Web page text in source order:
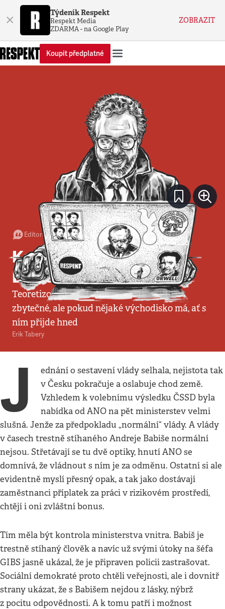
× Týdeník Respekt
Respekt Media
ZDARMA - na Google Play
ZOBRAZIT
Koupit předplatné
Editorial:Redakce• 7. 4. 2018 3 minuty
Konec hrátek Andreje
Babiše
Teoretizování o dalších krocích ANO je
zbytečné, ale pokud nějaké východisko má, ať s
ním přijde hned
Erik Tabery
J
ednání o sestavení vlády selhala, nejistota tak
v Česku pokračuje a oslabuje chod země.
Vzhledem k volebnímu výsledku ČSSD byla
nabídka od ANO na pět ministerstev velmi
slušná. Jenže za předpokladu „normální“ vlády. A vlády
v časech trestně stíhaného Andreje Babiše normální
nejsou. Střetávají se tu dvě optiky, hnutí ANO se
domnívá, že vládnout s ním je za odměnu. Ostatní si ale
evidentně myslí přesný opak, a tak jako dostávají
zaměstnanci příplatek za práci v rizikovém prostředí,
chtějí i oni zvláštní bonus.
Tím měla být kontrola ministerstva vnitra. Babiš je
trestně stíhaný člověk a navíc už svými útoky na šéfa
GIBS jasně ukázal, že je připraven policii zastrašovat.
Sociální demokraté proto chtěli veřejnosti, ale i dovnitř
strany ukázat, že s Babišem nejdou z lásky, nýbrž
z pocitu odpovědnosti. A k tomu patří i možnost